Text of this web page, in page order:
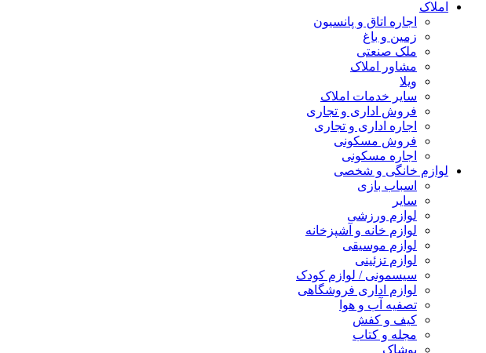
املاک
اجاره اتاق و پانسیون
زمین و باغ
ملک صنعتی
مشاور املاک
ویلا
سایر خدمات املاک
فروش اداری و تجاری
اجاره اداری و تجاری
فروش مسکونی
اجاره مسکونی
لوازم خانگی و شخصی
اسباب بازی
سایر
لوازم ورزشی
لوازم خانه و آشپزخانه
لوازم موسیقی
لوازم تزئینی
سیسمونی / لوازم کودک
لوازم اداری فروشگاهی
تصفیه آب و هوا
کیف و کفش
مجله و کتاب
پوشاک